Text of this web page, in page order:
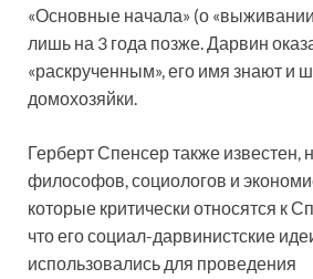
«Основные начала» (о
лишь на 3 года позже. Дарвин
«раскрученным», его имя знают и
домохозяйки.
Герберт Спенсер также известен,
философов, социологов и
которые критически относятся к
что его социал-дарвинистские
использовались для проведения